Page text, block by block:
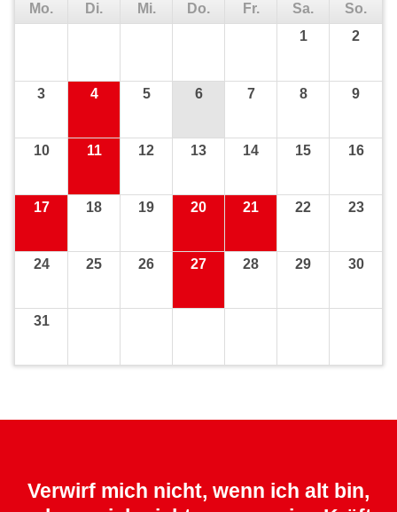
Mo. Di. Mi. Do. Fr. Sa.
So.
1
2
3 4 5 6 7 8 9
10 11 12 13 14 15 16
17 18 19 20 21 22 23
24 25 26 27 28 29 30
31
Verwirf mich nicht, wenn ich alt bin,